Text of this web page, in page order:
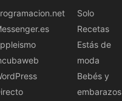
Solo
Recetas
Estás de
moda
Bebés y
embarazos